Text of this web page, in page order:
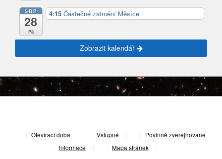
SRP
28
Pá
4:15 Částečné zatmění Měsíce
Zobrazit kalendář
Otevírací doba Vstupné
Povinně zveřejňované
informace
Mapa stránek